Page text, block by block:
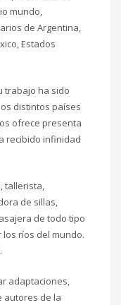
mundo,
de Argentina,
Estados
trabajo ha sido
distintos países
ofrece presenta
recibido infinidad
tallerista,
de sillas,
de todo tipo
ríos del mundo.
adaptaciones,
autores de la